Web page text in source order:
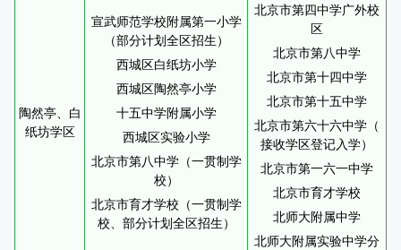
陶然亭、白
纸坊学区
宣武师范学校附属第一小学
（部分计划全区招生）
西城区白纸坊小学
西城区陶然亭小学
十五中学附属小学
西城区实验小学
北京市第八中学（一贯制学
校）
北京市育才学校（一贯制学
校、部分计划全区招生）
北京市第四中学广外校
区
北京市第八中学
北京市第十四中学
北京市第十五中学
北京市第六十六中学（
接收学区登记入学）
北京市第一六一中学
北京市育才学校
北师大附属中学
北师大附属实验中学分